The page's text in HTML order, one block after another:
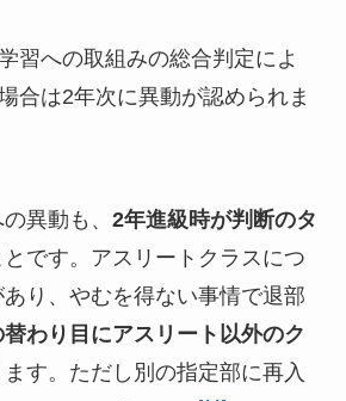
習への取組みの総合判定によ
合は2年次に異動が認められま
異動も、 2年進級時が判断のタ
です。アスリートクラスにつ
り、やむを得ない事情で退部
わり目にアスリート以外のク
す。ただし別の指定部に再入